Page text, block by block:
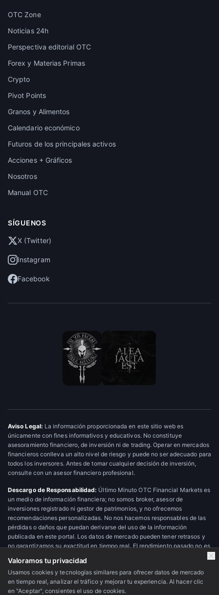
OTC Zone
Noticias 24h
Perspectiva editorial OTC
Forex y Materias Primas
Crypto
Pivot Points
Granos y Alimentos
Calendario económico
Futuros de los principales activos
Acciones + Gráficos
Nosotros
Manual OTC
SÍGUENOS
X (Twitter)
Instagram
Facebook
Aviso Legal: La información proporcionada en este sitio web es
únicamente con fines informativos y educativos. No constituye
asesoramiento financiero, de inversión ni de trading. Operar en mercados
financieros conlleva un alto nivel de riesgo y puede no ser adecuado para
todos los inversores. Antes de tomar cualquier decisión de inversión,
consulte con un asesor financiero profesional.
Descargo de Responsabilidad: Último Minuto OTC Financial Markets es
un medio de información financiera; no somos broker, asesor de
inversiones registrado ni gestor de patrimonios, y no ofrecemos
recomendaciones personalizadas. No nos hacemos responsables de las
pérdidas o daños que puedan derivarse del uso de la información
publicada en este portal. Los datos de mercado pueden tener retrasos y
no garantizamos su exactitud en tiempo real. El rendimiento pasado no es
© 2026 Último Minuto OTC Financial Markets. Todos los derechos
Valoramos tu privacidad
Usamos cookies y tecnologías similares para ofrecer datos de mercado
en tiempo real, analizar el tráfico y mejorar tu experiencia. Al hacer clic
en "Aceptar", consientes el uso de cookies.